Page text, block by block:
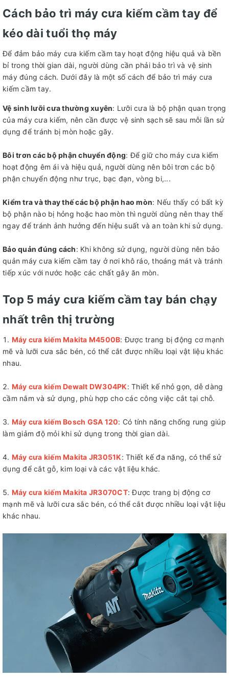
Cách bảo trì máy cưa kiếm cầm tay để
kéo dài tuổi thọ máy
Để đảm bảo máy cưa kiếm cầm tay hoạt động hiệu quả và bền
bỉ trong thời gian dài, người dùng cần phải bảo trì và vệ sinh
máy đúng cách. Dưới đây là một số cách để bảo trì máy cưa
kiếm cầm tay.
Vệ sinh lưỡi cưa thường xuyên: Lưỡi cưa là bộ phận quan trọng
của máy cưa kiếm, nên cần được vệ sinh sạch sẽ sau mỗi lần sử
dụng để tránh bị mòn hoặc gãy.
Bôi trơn các bộ phận chuyển động: Để giữ cho máy cưa kiếm
hoạt động êm ái và hiệu quả, người dùng nên bôi trơn các bộ
phận chuyển động như trục, bạc đạn, vòng bi,...
Kiểm tra và thay thế các bộ phận hao mòn: Nếu thấy có bất kỳ
bộ phận nào bị hỏng hoặc hao mòn thì người dùng nên thay thế
ngay để tránh ảnh hưởng đến hiệu suất và an toàn khi sử dụng.
Bảo quản đúng cách: Khi không sử dụng, người dùng nên bảo
quản máy cưa kiếm cầm tay ở nơi khô ráo, thoáng mát và tránh
tiếp xúc với nước hoặc các chất gây ăn mòn.
Top 5 máy cưa kiếm cầm tay bán chạy
nhất trên thị trường
Máy cưa kiếm Makita M4500B: Được trang bị động cơ mạnh
mẽ và lưỡi cưa sắc bén, có thể cắt được nhiều loại vật liệu khác
nhau.
Máy cưa kiếm Dewalt DW304PK: Thiết kế nhỏ gọn, dễ dàng
cầm nắm và sử dụng, phù hợp cho các công việc cắt tại chỗ.
Máy cưa kiếm Bosch GSA 120: Có tính năng chống rung giúp
làm giảm độ mỏi khi sử dụng trong thời gian dài.
Máy cưa kiếm Makita JR3051K: Thiết kế đa năng, có thể sử
dụng để cắt gỗ, kim loại và các vật liệu khác.
Máy cưa kiếm Makita JR3070CT: Được trang bị động cơ
mạnh mẽ và lưỡi cưa sắc bén, có thể cắt được nhiều loại vật liệu
khác nhau.